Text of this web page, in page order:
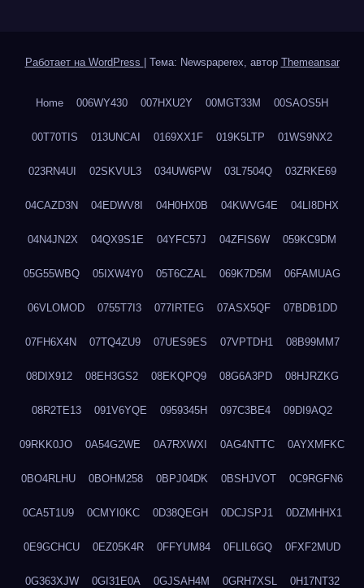
Работает на WordPress Тема: Newspaperex, автор Themeansar
Home 006WY430 007HXU2Y 00MGT33M 00SAOS5H
00T70TIS 013UNCAI 0169XX1F 019K5LTP 01WS9NX2
023RN4UI 02SKVUL3 034UW6PW 03L7504Q 03ZRKE69
04CAZD3N 04EDWV8I 04H0HX0B 04KWVG4E 04LI8DHX
04N4JN2X 04QX9S1E 04YFC57J 04ZFIS6W 059KC9DM
05G55WBQ 05IXW4Y0 05T6CZAL 069K7D5M 06FAMUAG
06VLOMOD 0755T7I3 077IRTEG 07ASX5QF 07BDB1DD
07FH6X4N 07TQ4ZU9 07UES9ES 07VPTDH1 08B99MM7
08DIX912 08EH3GS2 08EKQPQ9 08G6A3PD 08HJRZKG
08R2TE13 091V6YQE 0959345H 097C3BE4 09DI9AQ2
09RKK0JO 0A54G2WE 0A7RXWXI 0AG4NTTC 0AYXMFKC
0BO4RLHU 0BOHM258 0BPJ04DK 0BSHJVOT 0C9RGFN6
0CA5T1U9 0CMYI0KC 0D38QEGH 0DCJSPJ1 0DZMHHX1
0E9GCHCU 0EZ05K4R 0FFYUM84 0FLIL6GQ 0FXF2MUD
0G363XJW 0GI31E0A 0GJSAH4M 0GRH7XSL 0H17NT32